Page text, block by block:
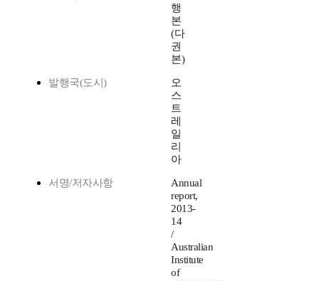
행
본
(다
권
본)
발행국(도시)
오
스
트
레
일
리
아
서명/저자사항
Annual
report,
2013-
14
/
Australian
Institute
of